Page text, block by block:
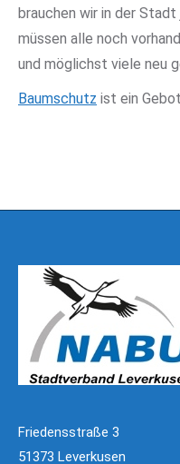
brauchen wir in der Stadt
müssen alle noch
und möglichst viele neu
Baumschutz ist ein
Friedensstraße 3
51373 Leverkusen